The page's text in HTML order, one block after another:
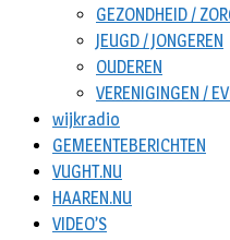
GEZONDHEID /
JEUGD / JONGEREN
OUDEREN
VERENIGINGEN /
wijkradio
GEMEENTEBERICHTEN
VUGHT.NU
HAAREN.NU
VIDEO’S